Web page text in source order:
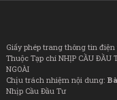
Giấy phép trang thông tin điện
Thuộc Tạp chí NHỊP CẦU ĐẦU
NGOÀI
Chịu trách nhiệm nội dung:
Nhịp Cầu Đầu Tư